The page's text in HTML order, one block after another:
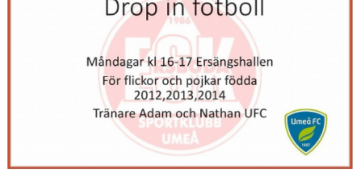
HYRA/BOKA FOTBOLLSPLAN FÖR ICKE MEDLEMMAR